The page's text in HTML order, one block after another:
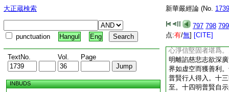
大正蔵検索
punctuation Hangul Eng
TextNo. Vol. Page
INBUDS
新華嚴經論 (No.
797 798 799
点:有/無] [CITE]
兩行爲一頌。於中
問。爲頌含多義故
身業隨根普應。三
多刹遍嚴。五明諸
普現出興與益。七
心淨信堅固者堪爲
明離諂慈悲志欲深
界如虚空而獲善利
普賢行人得入。十
至。十四明普賢自